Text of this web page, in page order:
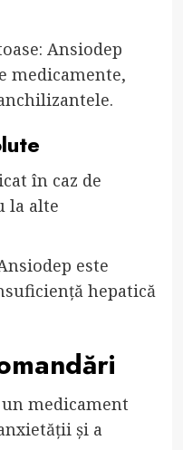
Ansiodep
medicamente,
în caz de
la alte
este
hepatică
medicament
și a